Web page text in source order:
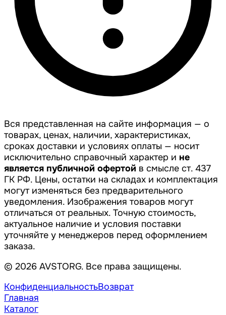
Вся представленная на сайте информация — о
товарах, ценах, наличии, характеристиках,
сроках доставки и условиях оплаты — носит
исключительно справочный характер и не
является публичной офертой в смысле ст. 437
ГК РФ. Цены, остатки на складах и комплектация
могут изменяться без предварительного
уведомления. Изображения товаров могут
отличаться от реальных. Точную стоимость,
актуальное наличие и условия поставки
уточняйте у менеджеров перед оформлением
заказа.
© 2026 AVSTORG. Все права защищены.
КонфиденциальностьВозврат
Главная
Каталог